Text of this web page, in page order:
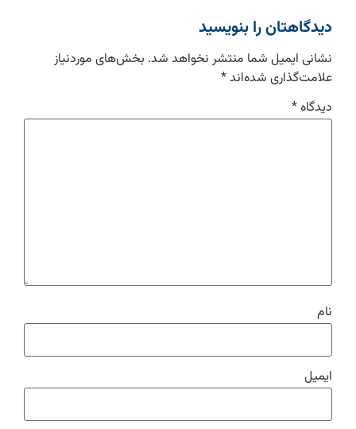
دیدگاهتان را بنویسید
نشانی ایمیل شما منتشر نخواهد شد. بخش‌های موردنیاز
علامت‌گذاری شده‌اند*
دیدگاه*
نام
ایمیل